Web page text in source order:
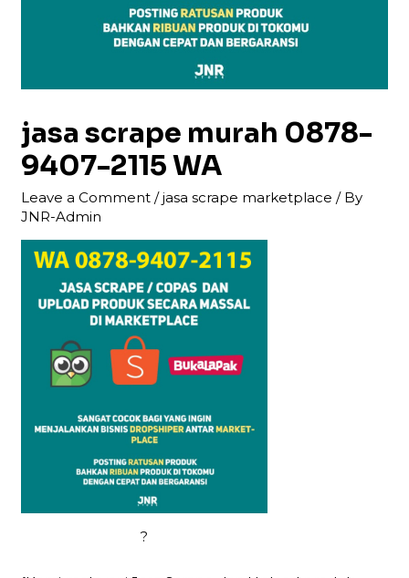
jasa scrape murah 0878-
9407-2115 WA
Leave a Comment /jasa scrape marketplace / By
JNR-Admin
?